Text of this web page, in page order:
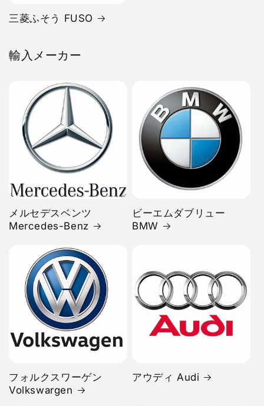
三菱ふそう FUSO
輸入メーカー
メルセデスベンツ
Mercedes-Benz
ビーエムダブリュー
BMW
フォルクスワーゲン
Volkswargen
アウディ Audi